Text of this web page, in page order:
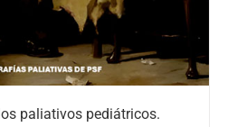
paliativos pediátricos.